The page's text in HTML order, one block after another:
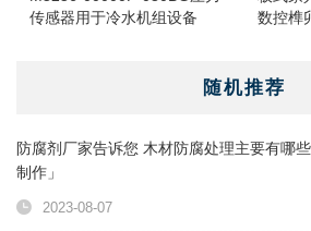
传感器用于冷水机组设备
数控榫
随机推荐
防腐剂厂家告诉您 木材防腐处理主要有哪
制作」
2023-08-07